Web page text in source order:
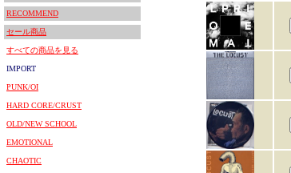
RECOMMEND
セール商品
すべての商品を見る
IMPORT
PUNK/OI
HARD CORE/CRUST
OLD/NEW SCHOOL
EMOTIONAL
CHAOTIC